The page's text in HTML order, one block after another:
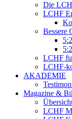
Die
LCHF
Bessere
LCHF
LCHF-
AKADEMIE
Magazine &
LCHF